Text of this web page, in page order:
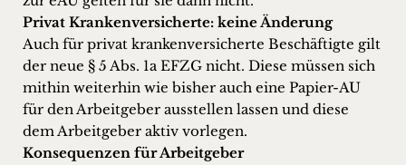
Privat Krankenversicherte: keine Änderung
Auch für privat krankenversicherte Beschäftigte gilt
der neue § 5 Abs. 1a EFZG nicht. Diese müssen sich
mithin weiterhin wie bisher auch eine Papier-AU
für den Arbeitgeber ausstellen lassen und diese
dem Arbeitgeber aktiv vorlegen.
Konsequenzen für Arbeitgeber